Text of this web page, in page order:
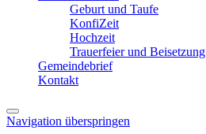
Geburt und Taufe
KonfiZeit
Hochzeit
Trauerfeier und Beisetzung
Gemeindebrief
Kontakt
Navigation überspringen